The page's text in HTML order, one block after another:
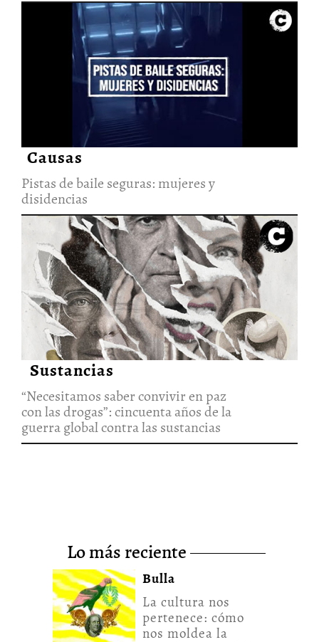
Pistas de baile seguras: mujeres
y disidencias
4/Ene/2022
Causas
Pistas de baile seguras: mujeres y
disidencias
“Necesitamos saber convivir en
paz con las drogas”: cincuenta
años de la guerra global contra
las sustancias
3/Jul/2021
Sustancias
“Necesitamos saber convivir en paz
con las drogas”: cincuenta años de la
guerra global contra las sustancias
lo más reciente
Bulla
La cultura nos
pertenece: cómo
nos moldea la